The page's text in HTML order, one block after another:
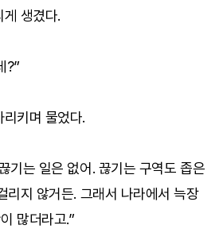
생겼다.
?”
키며 물었다.
기는 일은 없어. 끊기는 구역도 좁은
리지 않거든. 그래서 나라에서 늑장
많더라고.”